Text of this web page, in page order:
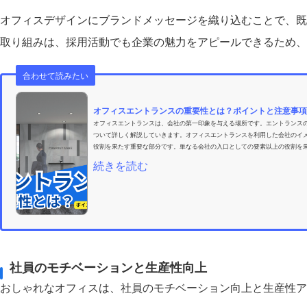
オフィスデザインにブランドメッセージを織り込むことで、
取り組みは、採用活動でも企業の魅力をアピールできるため
合わせて読みたい
オフィスエントランスの重要性とは？ポイントと注意事
オフィスエントランスは、会社の第一印象を与える場所です。エントラン
ついて詳しく解説していきます。オフィスエントランスを利用した会社の
役割を果たす重要な部分です。単なる会社の入口としての要素以上の役割
続きを読む
社員のモチベーションと生産性向上
おしゃれなオフィスは、社員のモチベーション向上と生産性